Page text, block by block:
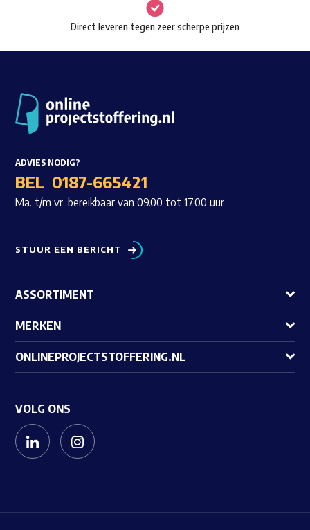
de
productpagina
Direct leveren tegen zeer scherpe prijzen
ADVIES NODIG?
BEL 0187-665421
Ma. t/m vr. bereikbaar van 09.00 tot 17.00 uur
STUUR EEN BERICHT
ASSORTIMENT
MERKEN
ONLINEPROJECTSTOFFERING.NL
VOLG ONS